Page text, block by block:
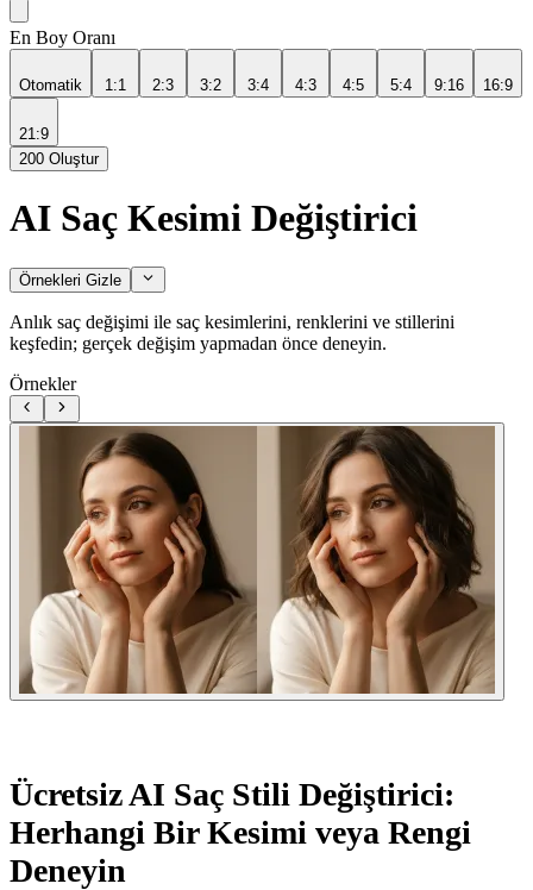
En Boy Oranı
Otomatik 1:1 2:3 3:2 3:4 4:3 4:5 5:4 9:16 16:9
21:9
200 Oluştur
AI Saç Kesimi Değiştirici
Örnekleri Gizle
Anlık saç değişimi ile saç kesimlerini, renklerini ve stillerini
keşfedin; gerçek değişim yapmadan önce deneyin.
Örnekler
Ücretsiz AI Saç Stili Değiştirici:
Herhangi Bir Kesimi veya Rengi
Deneyin